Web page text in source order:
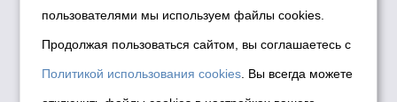
© Департамент информационной политики мэрии
города Новосибирска, 2026
Политика использования Cookies
Политика по обработке персональных
пользователями мы используем файлы cookies.
Продолжая пользоваться сайтом, вы соглашаетесь с
Политикой использования cookies . Вы всегда можете